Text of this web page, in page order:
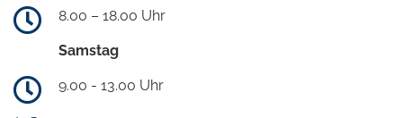
8.00 – 18.00 Uhr
Samstag
9.00 - 13.00 Uhr